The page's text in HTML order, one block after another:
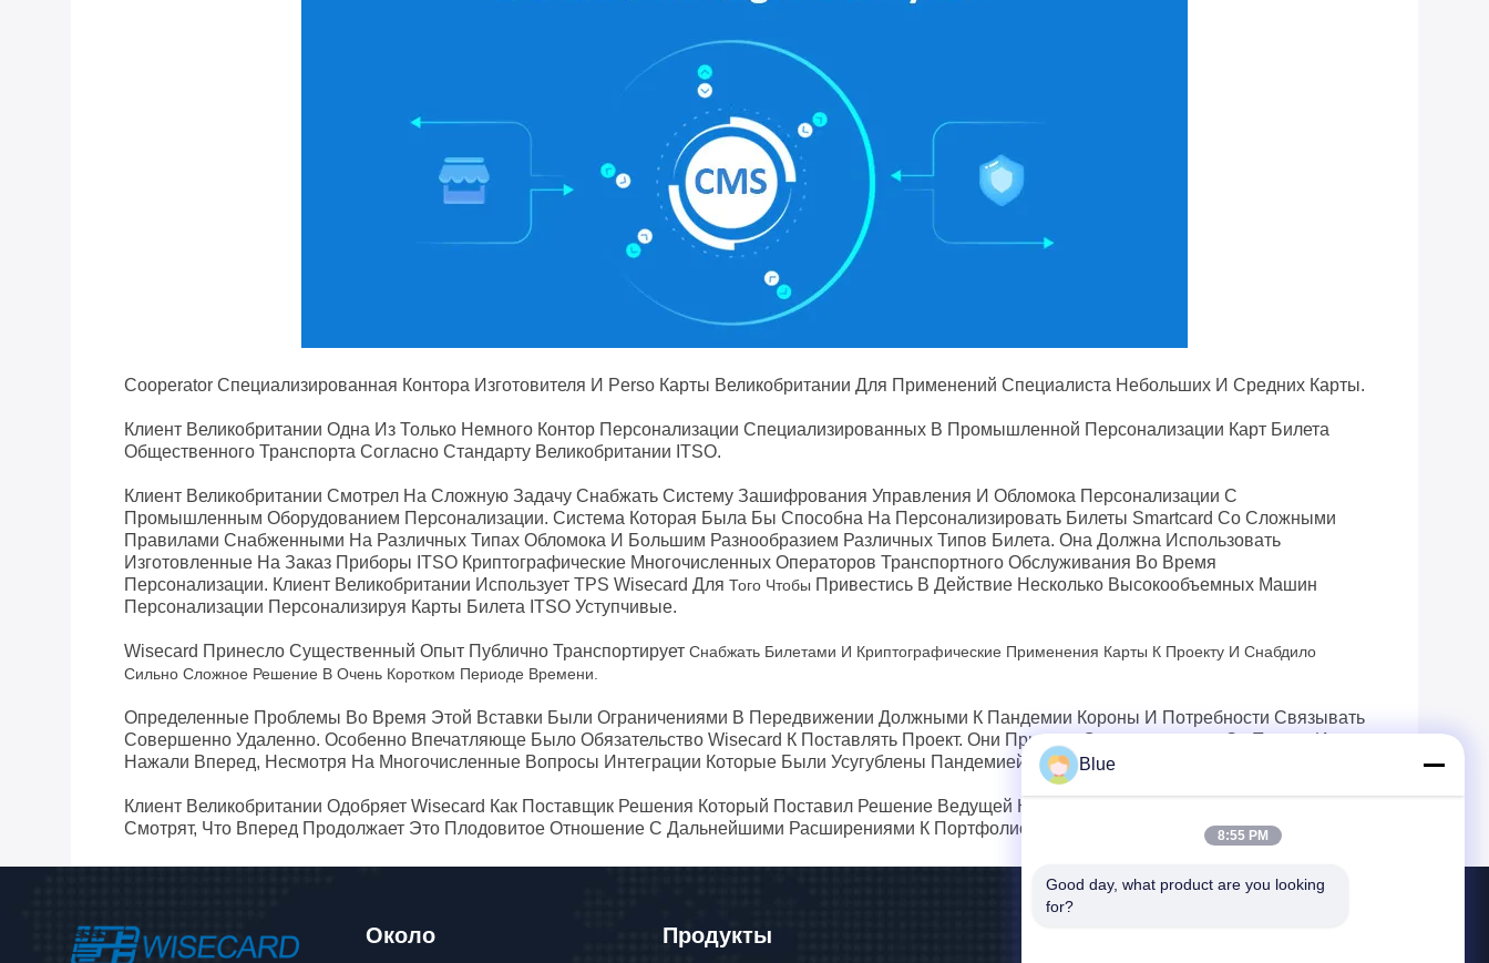
Cooperator Специализированная Контора Изготовителя И Perso Карты Великобритании Для Применений Специалиста Небольших И Средних Карты.
Клиент Великобритании Одна Из Только Немного Контор Персонализации Специализированных В Промышленной Персонализации Карт Билета
Общественного Транспорта Согласно Стандарту Великобритании ITSO.
Клиент Великобритании Смотрел На Сложную Задачу Снабжать Систему Зашифрования Управления И Обломока Персонализации С
Промышленным Оборудованием Персонализации. Система Которая Была Бы Способна На Персонализировать Билеты Smartcard Со Сложными
Правилами Снабженными На Различных Типах Обломока И Большим Разнообразием Различных Типов Билета. Она Должна Использовать
Изготовленные На Заказ Приборы ITSO Криптографические Многочисленных Операторов Транспортного Обслуживания Во Время
Персонализации. Клиент Великобритании Использует TPS Wisecard Для Того Чтобы Привестись В Действие Несколько Высокообъемных Машин
Персонализации Персонализируя Карты Билета ITSO Уступчивые.
Wisecard Принесло Существенный Опыт Публично Транспортирует Снабжать Билетами И Криптографические Применения Карты К Проекту И Снабдило
Сильно Сложное Решение В Очень Коротком Периоде Времени.
Определенные Проблемы Во Время Этой Вставки Были Ограничениями В Передвижении Должными К Пандемии Короны И Потребности Связывать
Совершенно Удаленно. Особенно Впечатляюще Было Обязательство Wisecard К Поставлять Проект. Они Приняли Ответственность За Проект И
Нажали Вперед, Несмотря На Многочисленные Вопросы Интеграции Которые Были Усугублены Пандемией.
Клиент Великобритании Одобряет Wisecard Как Поставщик Решения Который Поставил Решение Ведущей Кромки Во Время Трудного Времени И
Смотрят, Что Вперед Продолжает Это Плодовитое Отношение С Дальнейшими Расширениями К Портфолио Обслуживания Orz.
Около Продукты
Blue
8:55 PM
Good day, what product are you looking
for?